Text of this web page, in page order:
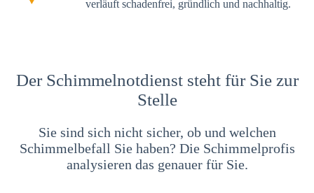
verläuft schadenfrei, gründlich und nachhaltig.
Der Schimmelnotdienst steht für Sie zur
Stelle
Sie sind sich nicht sicher, ob und welchen
Schimmelbefall Sie haben? Die Schimmelprofis
analysieren das genauer für Sie.